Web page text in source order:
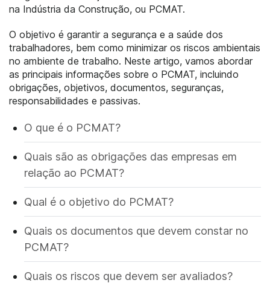
na Indústria da Construção, ou PCMAT.
O objetivo é garantir a segurança e a saúde dos
trabalhadores, bem como minimizar os riscos ambientais
no ambiente de trabalho. Neste artigo, vamos abordar
as principais informações sobre o PCMAT, incluindo
obrigações, objetivos, documentos, seguranças,
responsabilidades e passivas.
O que é o PCMAT?
Quais são as obrigações das empresas em
relação ao PCMAT?
Qual é o objetivo do PCMAT?
Quais os documentos que devem constar no
PCMAT?
Quais os riscos que devem ser avaliados?